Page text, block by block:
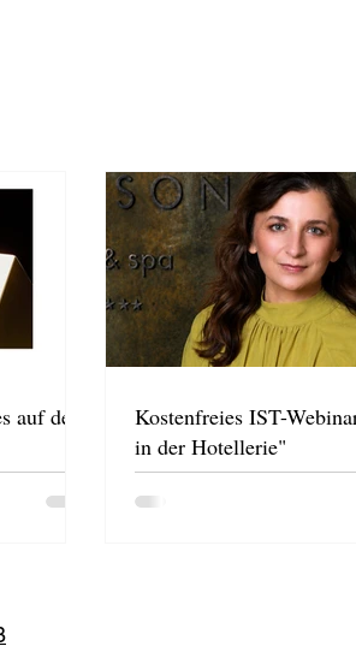
auf der
Kostenfreies IST-
in der Hotellerie"